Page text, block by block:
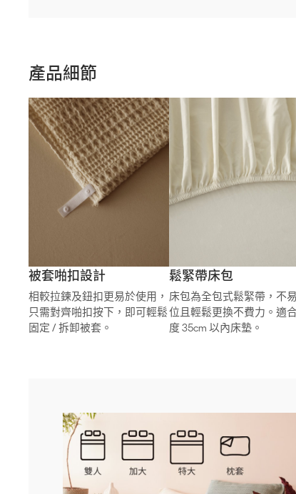
產品細節
被套啪扣設計
相較拉鍊及鈕扣更易於使用，
只需對齊啪扣按下，即可輕鬆
固定 / 拆卸被套。
鬆緊帶床包
床包為全包式鬆緊帶，不
位且輕鬆更換不費力。適
度 35cm 以內床墊。